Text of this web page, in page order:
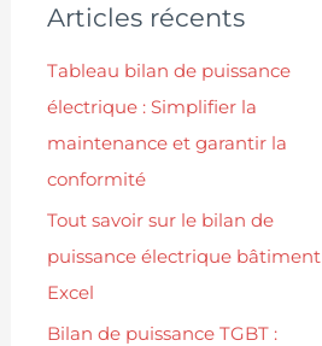
Articles récents
Tableau bilan de puissance
électrique : Simplifier la
maintenance et garantir la
conformité
Tout savoir sur le bilan de
puissance électrique bâtiment
Excel
Bilan de puissance TGBT :